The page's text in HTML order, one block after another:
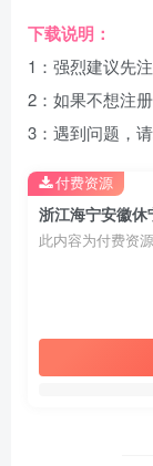
下载说明：
1：强烈建议先
2：如果不想注
3：遇到问题，
浙江海宁安徽休
此内容为付费资
付费资源